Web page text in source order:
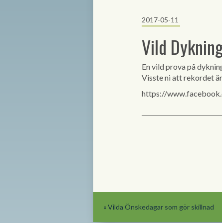
2017-05-11
Vild
En vild prova på
Visste ni att rekordet
https://
« Vilda Önskedagar som gör skillnad